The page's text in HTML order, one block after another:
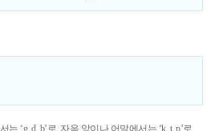
는 ‘g, d, b’로, 자음 앞이나 어말에서는 ‘k, t, p’로